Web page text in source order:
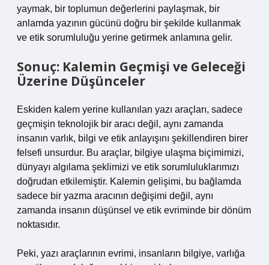
yaymak, bir toplumun değerlerini paylaşmak, bir
anlamda yazının gücünü doğru bir şekilde kullanmak
ve etik sorumluluğu yerine getirmek anlamına gelir.
Sonuç: Kalemin Geçmişi ve Geleceği
Üzerine Düşünceler
Eskiden kalem yerine kullanılan yazı araçları, sadece
geçmişin teknolojik bir aracı değil, aynı zamanda
insanın varlık, bilgi ve etik anlayışını şekillendiren birer
felsefi unsurdur. Bu araçlar, bilgiye ulaşma biçimimizi,
dünyayı algılama şeklimizi ve etik sorumluluklarımızı
doğrudan etkilemiştir. Kalemin gelişimi, bu bağlamda
sadece bir yazma aracının değişimi değil, aynı
zamanda insanın düşünsel ve etik evriminde bir dönüm
noktasıdır.
Peki, yazı araçlarının evrimi, insanların bilgiye, varlığa